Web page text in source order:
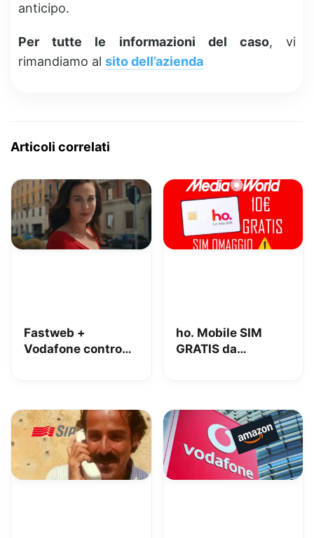
anticipo.
Per tutte le informazioni del caso, vi
rimandiamo al sito dell’azienda
Articoli correlati
Fastweb +
Vodafone contro
ho. Mobile SIM
GRATIS da